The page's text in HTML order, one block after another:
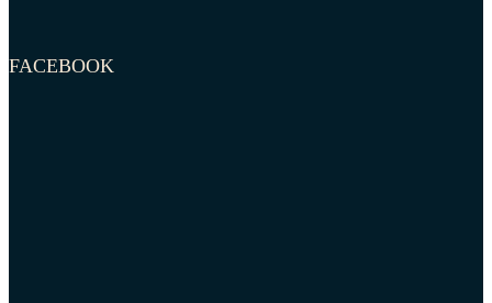
FACEBOOK